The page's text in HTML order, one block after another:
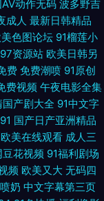
91老湿机免费体验视频
产品免费观看 日韩色
先锋 91黑丝超大胸色
合社区网 91猫先生在
污网址在线观看下载 日
动作无码 波多野吉
成人 最新日韩精品
色图论坛 91榴莲小
资源站 欧美日韩另
费 免费潮喷 91原创
费视频 午夜电影全集
国产剧大全 91中文字
国产日产亚洲精品
美在线观看 成人三
豆花视频 91福利剧场
频 欧美又大 无码四
奶 中文字幕第三页